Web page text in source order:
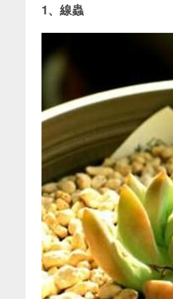
1、線蟲